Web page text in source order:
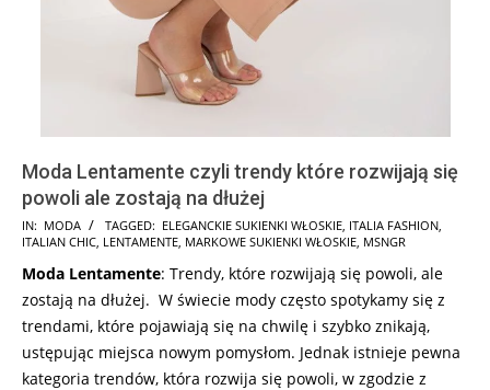
Moda Lentamente czyli trendy które rozwijają się
powoli ale zostają na dłużej
2024-
12-
05
IN: MODA TAGGED: ELEGANCKIE SUKIENKI WŁOSKIE ITALIA FASHION
ITALIAN CHIC LENTAMENTE MARKOWE SUKIENKI WŁOSKIE MSNGR
Moda Lentamente: Trendy, które rozwijają się powoli, ale
zostają na dłużej. W świecie mody często spotykamy się z
trendami, które pojawiają się na chwilę i szybko znikają,
ustępując miejsca nowym pomysłom. Jednak istnieje pewna
kategoria trendów, która rozwija się powoli, w zgodzie z